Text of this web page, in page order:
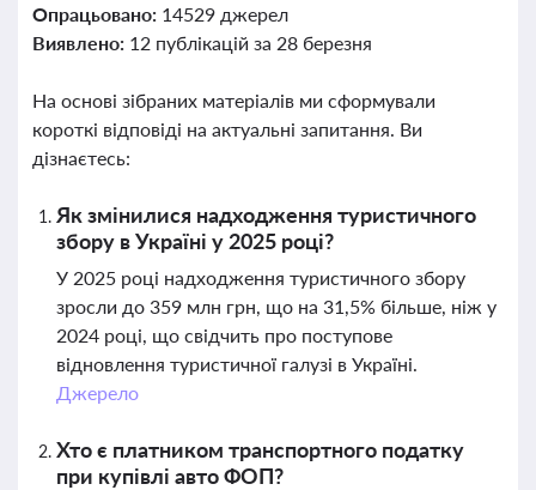
Опрацьовано: 14529 джерел
Виявлено: 12 публікацій за 28 березня
На основі зібраних матеріалів ми сформували
короткі відповіді на актуальні запитання. Ви
дізнаєтесь:
Як змінилися надходження туристичного
збору в Україні у 2025 році?
У 2025 році надходження туристичного збору
зросли до 359 млн грн, що на 31,5% більше, ніж у
2024 році, що свідчить про поступове
відновлення туристичної галузі в Україні.
Джерело
Хто є платником транспортного податку
при купівлі авто ФОП?